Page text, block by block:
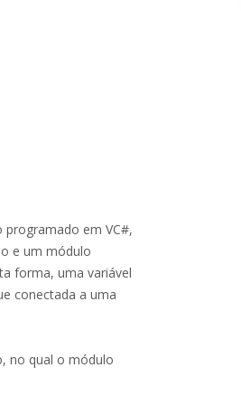
em VC#,
e um módulo
forma, uma variável
conectada a uma
no qual o módulo